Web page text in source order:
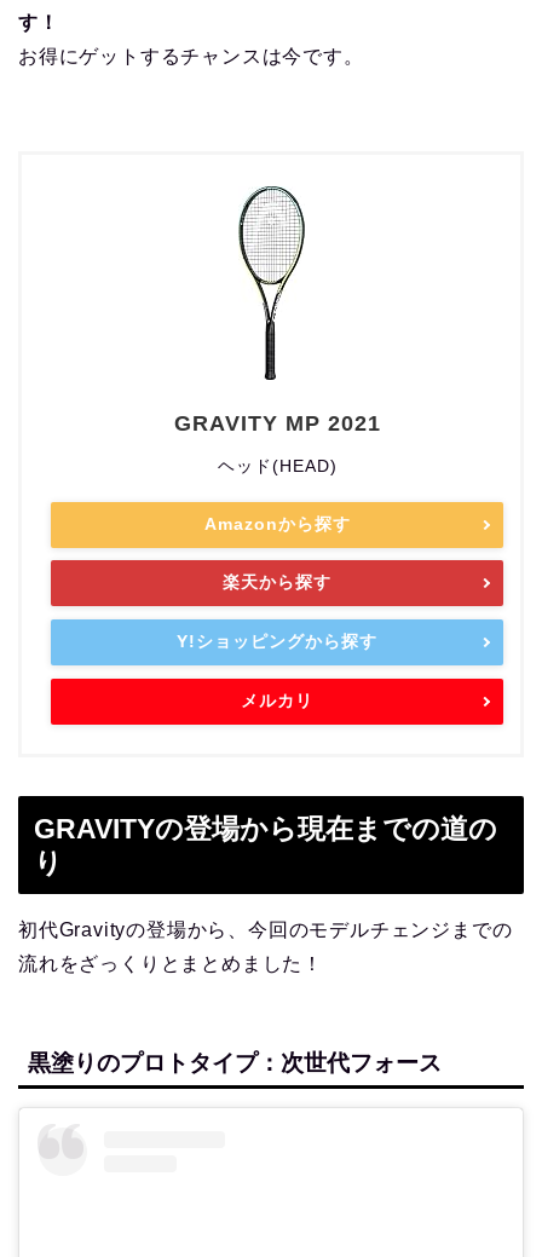
す！
お得にゲットするチャンスは今です。
GRAVITY MP 2021
ヘッド(HEAD)
Amazonから探す
楽天から探す
Y!ショッピングから探す
メルカリ
GRAVITYの登場から現在までの道の
り
初代Gravityの登場から、今回のモデルチェンジまでの
流れをざっくりとまとめました！
黒塗りのプロトタイプ：次世代フォース